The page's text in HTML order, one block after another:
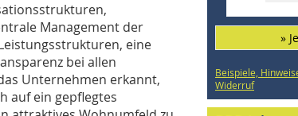
Management der
eine
bei allen
Unternehmen erkannt,
auf ein gepflegtes
»
Beispiele,
Widerruf